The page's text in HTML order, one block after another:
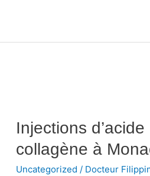
Injections
collagène à
Uncategorized / Docteur
polylactique
pour
stimuler
le